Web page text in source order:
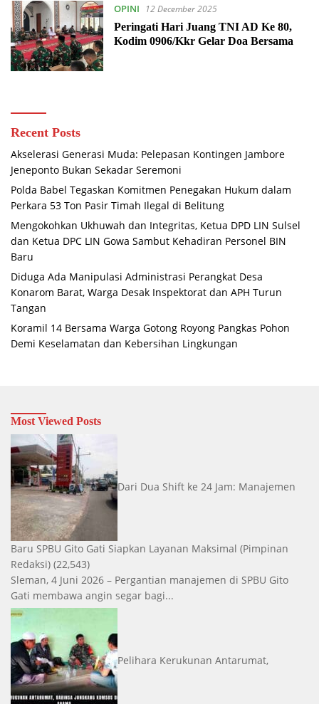
OPINI
12 December 2025
Peringati Hari Juang TNI AD Ke 80,
Kodim 0906/Kkr Gelar Doa Bersama
Recent Posts
Akselerasi Generasi Muda: Pelepasan Kontingen Jambore
Jeneponto Bukan Sekadar Seremoni
Polda Babel Tegaskan Komitmen Penegakan Hukum dalam
Perkara 53 Ton Pasir Timah Ilegal di Belitung
Mengokohkan Ukhuwah dan Integritas, Ketua DPD LIN Sulsel
dan Ketua DPC LIN Gowa Sambut Kehadiran Personel BIN
Baru
Diduga Ada Manipulasi Administrasi Perangkat Desa
Konarom Barat, Warga Desak Inspektorat dan APH Turun
Tangan
Koramil 14 Bersama Warga Gotong Royong Pangkas Pohon
Demi Keselamatan dan Kebersihan Lingkungan
Most Viewed Posts
Dari Dua Shift ke 24 Jam: Manajemen
Baru SPBU Gito Gati Siapkan Layanan Maksimal (Pimpinan
Redaksi) (22,543)
Sleman, 4 Juni 2026 – Pergantian manajemen di SPBU Gito
Gati membawa angin segar bagi...
Pelihara Kerukunan Antarumat,